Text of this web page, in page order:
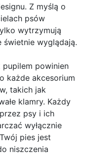
Z myślą o
psów
wytrzymują
świetnie wyglądają.
pupilem powinien
każde akcesorium
takich jak
klamry. Każdy
psy i ich
wyłącznie
pies jest
niszczenia